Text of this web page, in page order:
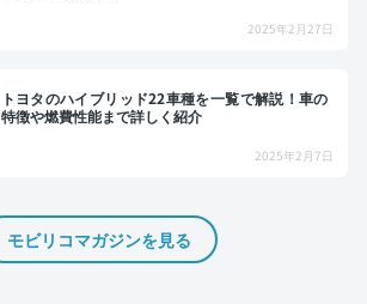
2025年2月27日
トヨタのハイブリッド22車種を一覧で解説！車の
特徴や燃費性能まで詳しく紹介
2025年2月7日
モビリコマガジンを見る